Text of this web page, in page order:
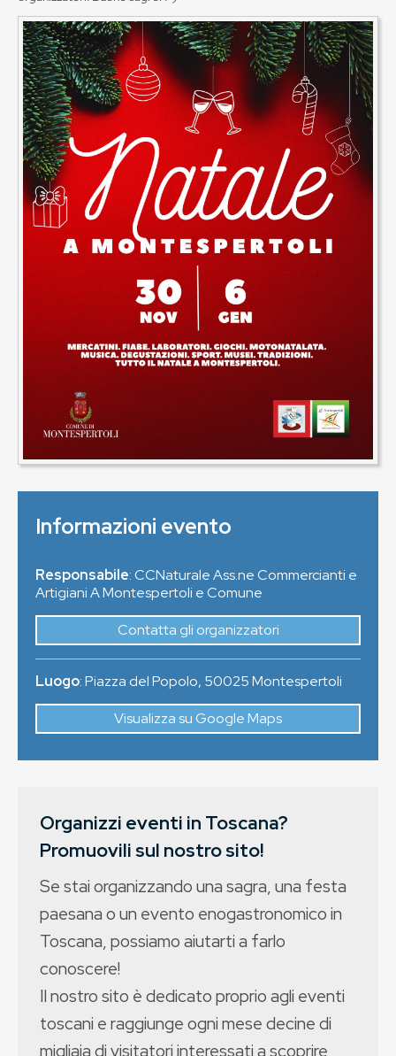
Informazioni evento
Responsabile: CCNaturale Ass.ne Commercianti e
Artigiani A Montespertoli e Comune
Contatta gli organizzatori
Luogo:Piazza del Popolo, 50025Montespertoli
Visualizza su Google Maps
Organizzi eventi in Toscana?
Promuovili sul nostro sito!
Se stai organizzando una sagra, una festa
paesana o un evento enogastronomico in
Toscana, possiamo aiutarti a farlo
conoscere!
Il nostro sito è dedicato proprio agli eventi
toscani e raggiunge ogni mese decine di
migliaia di visitatori interessati a scoprire